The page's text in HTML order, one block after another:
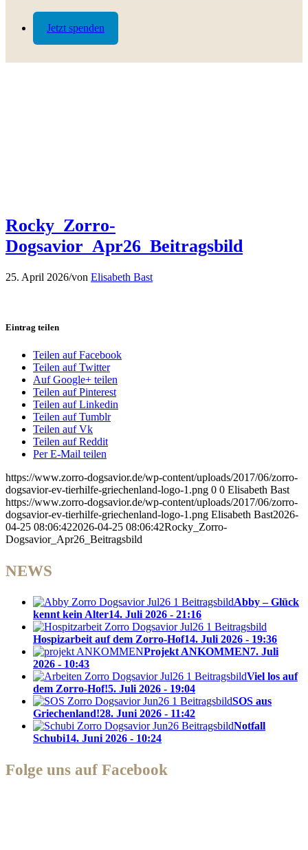
Jetzt spenden
Rocky_Zorro-
Dogsavior_Apr26_Beitragsbild
25. April 2026/von Elisabeth Bast
Eintrag teilen
Teilen auf Facebook
Teilen auf Twitter
Auf Google+ teilen
Teilen auf Pinterest
Teilen auf Linkedin
Teilen auf Tumblr
Teilen auf Vk
Teilen auf Reddit
Per E-Mail teilen
https://www.zorro-dogsavior.de/wp-content/uploads/2017/06/zorro-
dogsavior-ev-tierhilfe-griechenland-logo-1.png 0 0 Elisabeth Bast
https://www.zorro-dogsavior.de/wp-content/uploads/2017/06/zorro-
dogsavior-ev-tierhilfe-griechenland-logo-1.png Elisabeth Bast2026-
04-25 08:06:422026-04-25 08:06:42Rocky_Zorro-
Dogsavior_Apr26_Beitragsbild
NEWS
Abby – Glück
kennt kein Alter14. Juli 2026 - 21:16
Hospizarbeit auf dem Zorro-Hof14. Juli 2026 - 19:36
Projekt ANKOMMEN7. Juli
2026 - 10:43
Viel los auf
dem Zorro-Hof!5. Juli 2026 - 19:04
SOS aus
Griechenland!28. Juni 2026 - 11:42
Notfall
Schubi14. Juni 2026 - 10:24
Folge uns auf Facebook